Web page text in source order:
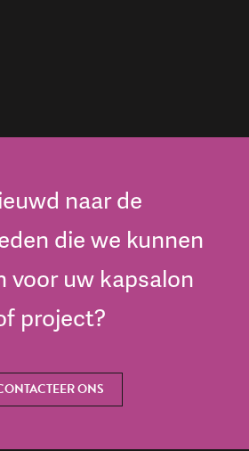
naar de
die we kunnen
voor uw kapsalon
project?
ONS